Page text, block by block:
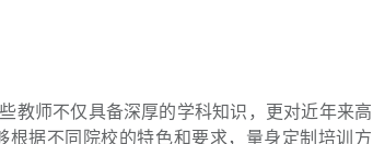
教师不仅具备深厚的学科知识，更对近年来高
据不同院校的特色和要求，量身定制培训方